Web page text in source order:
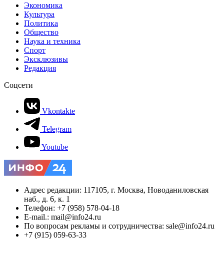
Экономика
Культура
Политика
Общество
Наука и техника
Спорт
Эксклюзивы
Редакция
Соцсети
Vkontakte
Telegram
Youtube
Адрес редакции: 117105, г. Москва, Новоданиловская
наб., д. 6, к. 1
Телефон: +7 (958) 578-04-18
E-mail.: mail@info24.ru
По вопросам рекламы и сотрудничества: sale@info24.ru
+7 (915) 059-63-33